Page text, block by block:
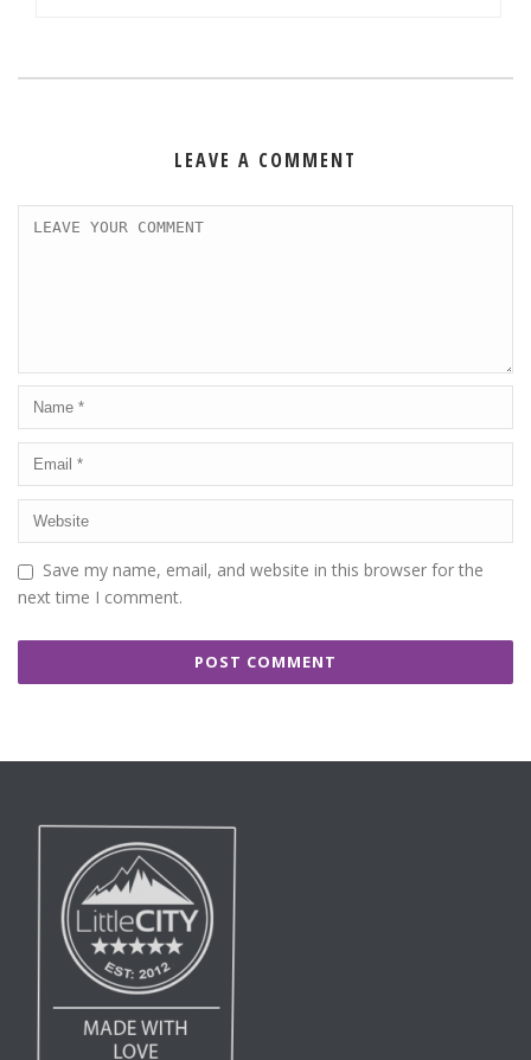
LEAVE A COMMENT
Save my name, email, and website in this browser for the
next time I comment.